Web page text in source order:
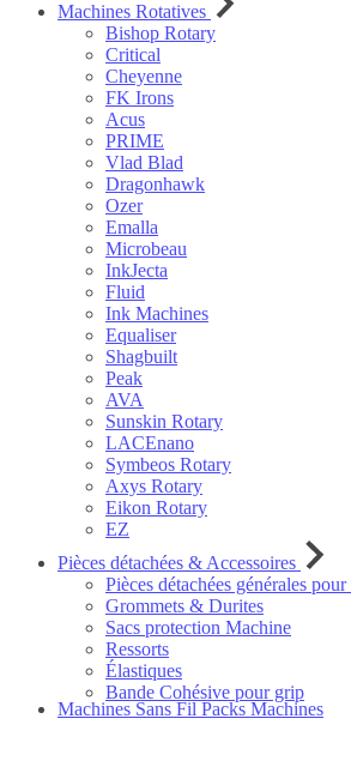
Machines Rotatives
Bishop Rotary
Critical
Cheyenne
FK Irons
Acus
PRIME
Vlad Blad
Dragonhawk
Ozer
Emalla
Microbeau
InkJecta
Fluid
Ink Machines
Equaliser
Shagbuilt
Peak
AVA
Sunskin Rotary
LACEnano
Symbeos Rotary
Axys Rotary
Eikon Rotary
EZ
Pièces détachées & Accessoires
Pièces détachées générales
Grommets & Durites
Sacs protection Machine
Ressorts
Élastiques
Bande Cohésive pour grip
Machines Sans Fil Packs Machines